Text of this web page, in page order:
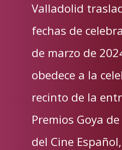
Valladolid
fechas de
de marzo de
obedece a la
recinto de la
Premios Goya
del Cine